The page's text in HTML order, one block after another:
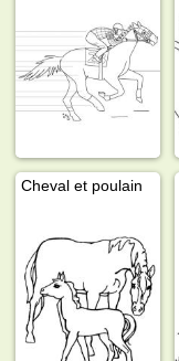
Cheval et poulain